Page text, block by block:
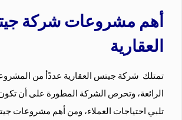
أهم مشروعات شركة
العقارية
تمتلك شركة جيتس العقارية عددًأ من
الرائعة، وتحرص الشركة المطورة على أن
تلبي احتياجات العملاء، ومن أهم مشروعات